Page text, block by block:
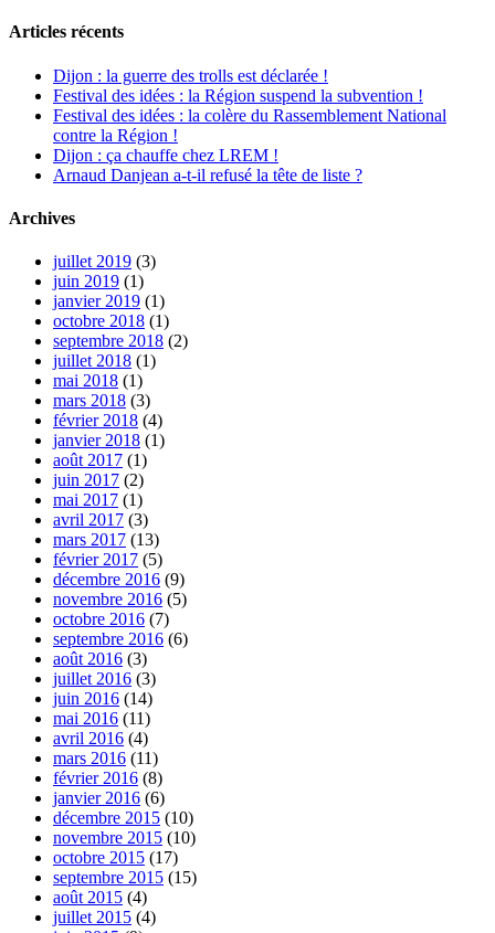
Articles récents
Dijon : la guerre des trolls est déclarée !
Festival des idées : la Région suspend la subvention !
Festival des idées : la colère du Rassemblement National
contre la Région !
Dijon : ça chauffe chez LREM !
Arnaud Danjean a-t-il refusé la tête de liste ?
Archives
juillet 2019 (3)
juin 2019 (1)
janvier 2019 (1)
octobre 2018 (1)
septembre 2018 (2)
juillet 2018 (1)
mai 2018 (1)
mars 2018 (3)
février 2018 (4)
janvier 2018 (1)
août 2017 (1)
juin 2017 (2)
mai 2017 (1)
avril 2017 (3)
mars 2017 (13)
février 2017 (5)
décembre 2016 (9)
novembre 2016 (5)
octobre 2016 (7)
septembre 2016 (6)
août 2016 (3)
juillet 2016 (3)
juin 2016 (14)
mai 2016 (11)
avril 2016 (4)
mars 2016 (11)
février 2016 (8)
janvier 2016 (6)
décembre 2015 (10)
novembre 2015 (10)
octobre 2015 (17)
septembre 2015 (15)
août 2015 (4)
juillet 2015 (4)